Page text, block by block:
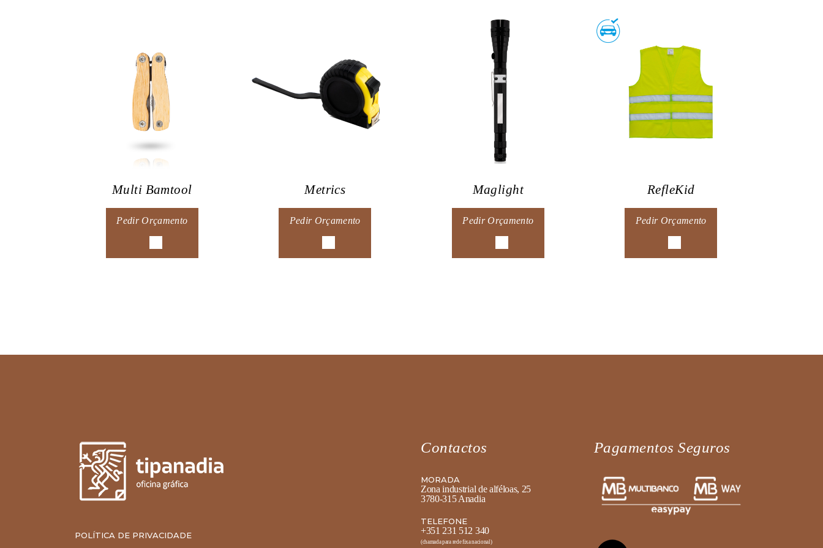
Multi Bamtool
Pedir Orçamento
Metrics
Pedir Orçamento
Maglight
Pedir Orçamento
RefleKid
Pedir Orçamento
POLÍTICA DE PRIVACIDADE
Contactos
MORADA
Zona industrial de alféloas, 25
3780-315 Anadia
TELEFONE
+351 231 512 340
(chamada para rede fixa nacional)
Pagamentos Seguros